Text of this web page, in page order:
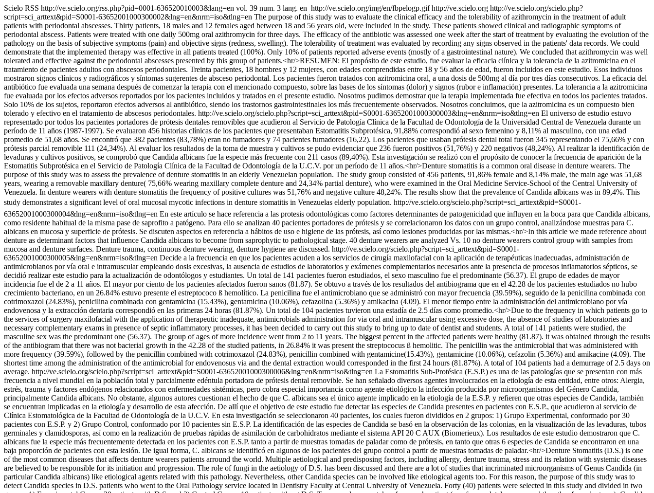
Scielo RSS http://ve.scielo.org/rss.php?pid=0001-636520010003&lang=en vol. 39 num. 3 lang. en http://ve.scielo.org/img/en/fbpelogp.gif http://ve.scielo.org http://ve.scielo.org/scielo.php?
script=sci_arttext&pid=S0001-63652001000300002&lng=en&nrm=iso&tlng=en The purpose of this study was to evaluate the clinical efficacy and the tolerability of azithromycin in the treatment of adult
patients with periodontal abscesses. Thirty patients, 18 males and 12 females aged between 18 and 56 years old, were included in the study. These patients showed clinical and radiographic symptoms of
periodontal abscess. Patients were treated with one daily 500mg oral azithromycin for three days. The efficacy of the antibiotic was assessed one week after the start of treatment by evaluating the evolution of the
pathology on the basis of subjective symptoms (pain) and objective signs (redness, swelling). The tolerability of treatment was evaluated by recording any signs observed in the patients' data records. We could
demonstrate that the implemented therapy was effective in all patients treated (100%). Only 10% of patients reported adverse events (mostly of a gastrointestinal nature). We concluded that azithromycin was well
tolerated and effective against the periodontal abscesses presented by this group of patients.<hr/>RESUMEN: El propósito de este estudio, fue evaluar la eficacia clínica y la tolerancia de la azitromicina en el
tratamiento de pacientes adultos con abscesos periodontales. Treinta pacientes, 18 hombres y 12 mujeres, con edades comprendidas entre 18 y 56 años de edad, fueron incluidos en este estudio. Esos individuos
mostraron signos clínicos y radiográficos y síntomas sugerentes de absceso periodontal. Los pacientes fueron tratados con azitromicina oral, a una dosis de 500mg al día por tres días consecutivos. La eficacia del
antibiótico fue evaluada una semana después de comenzar la terapia con el mencionado compuesto, sobre las bases de los síntomas (dolor) y signos (rubor e inflamación) presentes. La tolerancia a la azitromicina
fue evaluada por los efectos adversos reportados por los pacientes incluidos y tratados en el presente estudio. Nosotros pudimos demostrar que la terapia implementada fue efectiva en todos los pacientes tratados.
Solo 10% de los sujetos, reportaron efectos adversos al antibiótico, siendo los trastornos gastrointestinales los más frecuentemente observados. Nosotros concluimos, que la azitromicina es un compuesto bien
tolerado y efectivo en el tratamiento de abscesos periodontales. http://ve.scielo.org/scielo.php?script=sci_arttext&pid=S0001-63652001000300003&lng=en&nrm=iso&tlng=en El universo de estudio estuvo
representado por todos los pacientes portadores de prótesis dentales removibles que acudieron al Servicio de Patología Clínica de la Facultad de Odontología de la Universidad Central de Venezuela durante un
período de 11 años (1987-1997). Se evaluaron 456 historias clínicas de los pacientes que presentaban Estomatitis Subprotésica, 91,88% correspondió al sexo femenino y 8,11% al masculino, con una edad
promedio de 51,68 años. Se encontró que 382 pacientes (83,78%) eran no fumadores y 74 pacientes fumadores (16,22). Los pacientes que usaban prótesis dental total fueron 345 representando el 75,66% y con
prótesis parcial removible 111 (24,34%). Al evaluar los resultados de la toma de muestra y cultivos se pudo evidenciar que 236 fueron positivos (51,76%) y 220 negativos (48,24%). Al realizar la identificación de
levaduras y cultivos positivos, se comprobó que Candida albicans fue la especie más frecuente con 211 casos (89,40%). Esta investigación se realizó con el propósito de conocer la frecuencia de aparición de la
Estomatitis Subprotésica en el Servicio de Patología Clínica de la Facultad de Odontología de la U.C.V. por un período de 11 años.<hr/>Denture stomatitis is a common oral disease in denture wearers. The
purpose of this study was to assess the prevalence of denture stomatitis in an elderly Venezuelan population. The study group consisted of 456 patients, 91,86% female and 8,14% male, the main age was 51,68
years, wearing a removable maxillary denture( 75,66% wearing maxillary complete denture and 24,34% partial denture), who were examined in the Oral Medicine Service-School of the Central University of
Venezuela. In denture wearers with denture stomatitis the frequency of positive cultures was 51,76% and negative culture 48,24%. The results show that the prevalence of Candida albicans was in 89,4%. This
study demonstrates a significant level of oral mucosal mycotic infections in denture stomatitis in Venezuelas elderly population. http://ve.scielo.org/scielo.php?script=sci_arttext&pid=S0001-
63652001000300004&lng=en&nrm=iso&tlng=en En este artículo se hace referencia a las protesis odontológicas como factores determinantes de patogenicidad que influyen en la boca para que Candida albicans,
como residente habitual de la misma pase de saprofito a patógeno. Para ello se analizan 40 pacientes portadores de prótesis y se correlacionaron los datos con un grupo control, analizándose muestras para C.
albicans en mucosa y superficie de prótesis. Se discuten aspectos en referencia a hábitos de uso e higiene de las prótesis, así como lesiones producidas por las mismas.<hr/>In this article we made reference about
denture as determinant factors that influence Candida albicans to become from saprophytic to pathological stage. 40 denture wearers are analyzed Vs. 10 no denture wearers control group with samples from
mucosa and denture surfaces. Denture trauma, continuous denture wearing, denture hygiene are discussed. http://ve.scielo.org/scielo.php?script=sci_arttext&pid=S0001-
63652001000300005&lng=en&nrm=iso&tlng=en Decide a la frecuencia en que los pacientes acuden a los servicios de cirugía maxilofacial con la aplicación de terapéuticas inadecuadas, administración de
antimicrobianos por vía oral e intramuscular empleando dosis excesivas, la ausencia de estudios de laboratorios y exámenes complementarios necesarios ante la presencia de procesos inflamatorios sépticos, se
decidió realizar este estudio para la actualización de odontólogos y estudiantes. Un total de 141 pacientes fueron estudiados, el sexo masculino fue el predominante (56.37). El grupo de edades de mayor
incidencia fue el de 2 a 11 años. El mayor por ciento de los pacientes afectados fueron sanos (81.87). Se obtuvo a través de los resultados del antibiograma que en el 42.28 de los pacientes estudiados no hubo
crecimiento bacteriano, en un 26.84% estuvo presente el estreptococo ß hemolítico. La penicilina fue el antimicrobiano que se administró con mayor frecuencia (39.59%), seguido de la penicilina combinada con
cotrimoxazol (24.83%), penicilina combinada con gentamicina (15.43%), gentamicina (10.06%), cefazolina (5.36%) y amikacina (4.09). El menor tiempo entre la administración del antimicrobiano por vía
endovenosa y la extracción dentaria correspondió en las primeras 24 horas (81.87%). Un total de 104 pacientes tuvieron una estadía de 2.5 días como promedio.<hr/>Due to the frequency in which patients go to
the services of surgery maxilofacial with the application of therapeutic inadequate, antimicrobials administration for via oral and intramuscular using excessive dose, the absence of studies of laboratories and
necessary complementary exams in presence of septic inflammatory processes, it has been decided to carry out this study to bring up to date of dentist and students. A total of 141 patients were studied, the
masculine sex was the predominant one (56.37). The group of ages of more incidence went from 2 to 11 years. The biggest percent in the affected patients were healthy (81.87). it was obtained through the results
of the antibiogram that there was not bacterial growth in the 42.28 of the studied patients, in 26.84% it was present the streptococus ß hemolitic. The penicillin was the antimicrobial that was administered with
more frequency (39.59%), followed by the penicillin combined with cotrimoxazol (24.83%), penicillin combined with gentamicine(15.43%), gentamicine (10.06%), cefazolin (5.36%) and amikacine (4.09). The
shortest time among the administration of the antimicrobial for endovenosus via and the dental extraction would corresponded in the first 24 hours (81.87%). A total of 104 patients had a demurrage of 2.5 days on
average. http://ve.scielo.org/scielo.php?script=sci_arttext&pid=S0001-63652001000300006&lng=en&nrm=iso&tlng=en La Estomatitis Sub-Protésica (E.S.P.) es una de las patologías que se presentan con más
frecuencia a nivel mundial en la población total y parcialmente edéntula portadora de prótesis dental removible. Se han señalado diversos agentes involucrados en la etiología de esta entidad, entre otros: Alergia,
estrés, trauma y factores endógenos relacionados con enfermedades sistémicas, pero cobra especial importancia como agente etiológico la infección producida por microorganismos del Género Candida,
principalmente Candida albicans. No obstante, algunos autores cuestionan el hecho de que C. albicans sea el único agente implicado en la etiología de la E.S.P. y refieren que otras especies de Candida, también
se encuentran implicadas en la etiología y desarrollo de esta afección. De allí que el objetivo de este estudio fue detectar las especies de Candida presentes en pacientes con E.S.P., que acudieron al servicio de
Clínica Estomatológica de la Facultad de Odontología de la U.C.V. En esta investigación se seleccionaron 40 pacientes, los cuales fueron divididos en 2 grupos: 1) Grupo Experimental, conformado por 30
pacientes con E.S.P. y 2) Grupo Control, conformado por 10 pacientes sin E.S.P. La identificación de las especies de Candida se basó en la observación de las colonias, en la visualización de las levaduras, tubos
germinales y clamidosporas, así como en la realización de pruebas rápidas de asimilación de carbohidratos mediante el sistema API 20 C AUX (Biomerieux). Los resultados de este estudio demostraron que C.
albicans fue la especie más frecuentemente detectada en los pacientes con E.S.P. tanto a partir de muestras tomadas de paladar como de prótesis, en tanto que otras 6 especies de Candida se encontraron en una
baja proporción de pacientes con esta lesión. De igual forma, C. albicans se identificó en algunos de los pacientes del grupo control a partir de muestras tomadas de paladar.<hr/>Denture Stomatitis (D.S.) is one
of the most common diseases that affects denture wearers patients arround the world. Multiple aetiological and predisposing factors, including allergy, denture trauma, stress and its relation with systemic diseases
are believed to be responsible for its initiation and progression. The role of fungi in the aetiology of D.S. has been discussed and there are a lot of studies that incriminated microorganisms of Genus Candida (in
particular Candida albicans) like etiological agents related with this pathology. Nevertheless, other Candida species can be involved like etiological agents too. For this reason, the purpose of this study was to
detect Candida species in D.S. patients who went to the Oral Pathology service located in Dentistry Faculty at Central University of Venezuela. Forty (40) patients were selected in this study and divided in two